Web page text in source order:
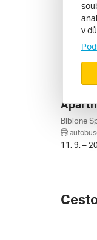
11. 9. –
v